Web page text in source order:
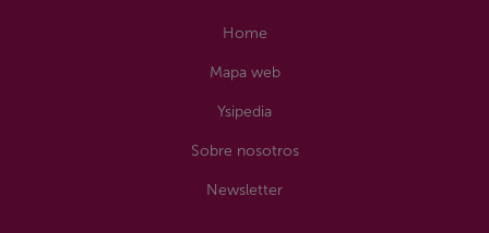
Home
Mapa web
Ysipedia
Sobre nosotros
Newsletter